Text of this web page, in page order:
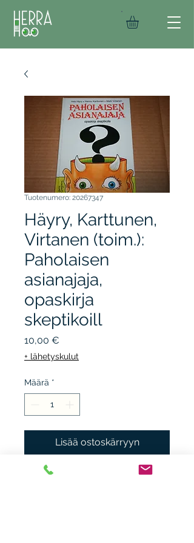
Tuotenumero: 20267347
Häyry, Karttunen,
Virtanen (toim.):
Paholaisen
asianajaja,
opaskirja
skeptikoill
10,00 €
+ lähetyskulut
Määrä *
Lisää ostoskärryyn
URSA/ SKEPSIS, 1989, 1.p.